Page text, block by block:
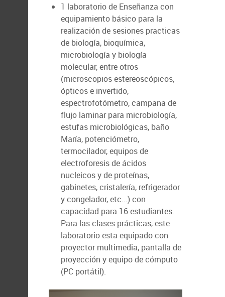
1 laboratorio de Enseñanza con
equipamiento básico para la
realización de sesiones practicas
de biología, bioquímica,
microbiología y biología
molecular, entre otros
(microscopios estereoscópicos,
ópticos e invertido,
espectrofotómetro, campana de
flujo laminar para microbiología,
estufas microbiológicas, baño
María, potenciómetro,
termocilador, equipos de
electroforesis de ácidos
nucleicos y de proteínas,
gabinetes, cristalería, refrigerador
y congelador, etc...) con
capacidad para 16 estudiantes.
Para las clases prácticas, este
laboratorio esta equipado con
proyector multimedia, pantalla de
proyección y equipo de cómputo
(PC portátil).